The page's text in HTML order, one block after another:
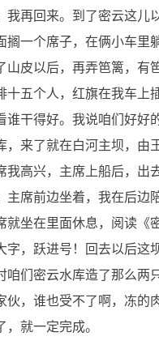
再回来。到了密云这
一个席子，在俩小车
山皮以后，再弄笆篱，
十五个人，红旗在我车
干得好。我说咱们好好
来了就在白河主坝，
高兴，主席上船后，
主席前边坐着，我在后
就坐在里面休息，阅读
，跃进号！回去以后
们密云水库造了那么
，谁也受不了啊，冻
就一定完成。